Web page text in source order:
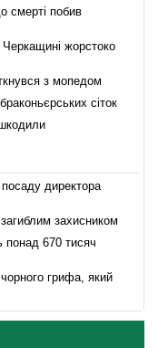
смерті побив
жорстоко
з мопедом
сіток
директора
захисником
понад 670 тисяч
грифа, який